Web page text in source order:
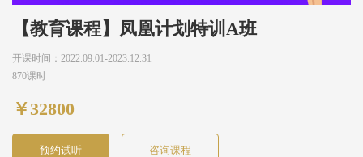
【教育课程】凤凰计划特训A班
开课时间：2022.09.01-2023.12.31
870课时
￥32800
预约试听 咨询课程